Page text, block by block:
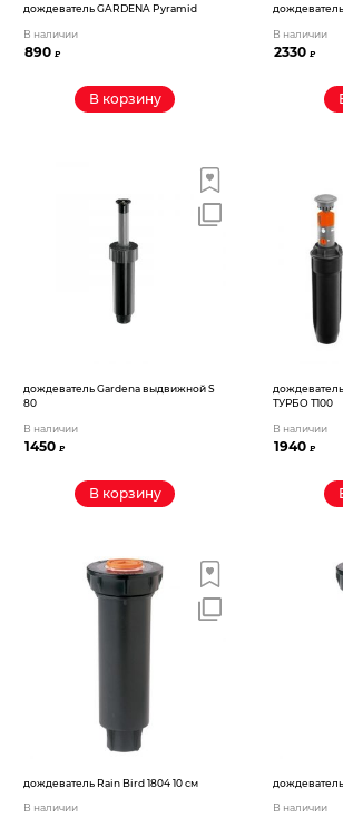
дождеватель GARDENA Pyramid
В наличии
890₽
В корзину
В наличии
2330₽
дождеватель Gardena выдвижной S
80
В наличии
1450₽
В корзину
ТУРБО Т100
В наличии
1940₽
дождеватель Rain Bird 1804 10 см
В наличии В наличии